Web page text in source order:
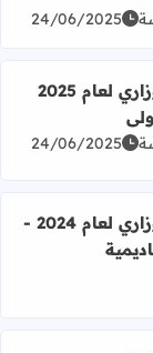
24/06/2025
الدورة الأولى
امتحان اللغة العربية الوزاري لعام 2025
24/06/2025
الأكاديمية
امتحان اللغة العربية الوزاري لعام 2024 -